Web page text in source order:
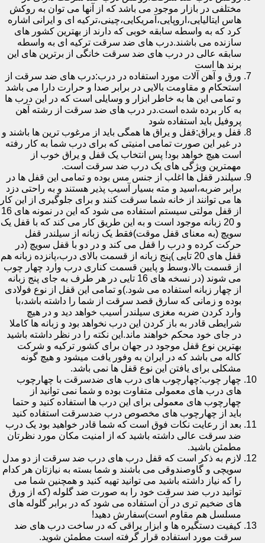
مختلفی در بازار موجود می باشد که از آنها می توان به روکش
هاس ایتالیایی،اروپایی،آمریکایی،چینی،ترکیه ای و ایرانی اشاره
کرد که به واسطه سابقه خوبی که دارند از بهترین کشور های
سازنده می باشند.درب های ضد سرقت ترکیه ای به واسطه
سابقه عالی در درب های ضد سرقت خانگی از برترین های این
برند ها است
ورق و آهن آلات مورد استفاده در درب:درب های ضد سرقت از
استحکام و مقاومت بالایی در برابر صدا و حرارت دارا می باشد
و تمامی این ها به خاطر ابزار و وسایلی است که در این درب ها
به کار برده شده است.در درب های ضد سرقت از رشته آهن
پروفیل باید استفاده شود
قفل و یراق:قفل و یراق ها همگی باید از مرغوب ترین ها باشند و
در غیر این صورت تمامی امنیتی که برای درب شما به کار رفته
است هیچ خواهد بود! پس انتخاب یک قفل و یراق خوب از
مهمترین ویژگی های یک درب ضد سرقت است.
سیلندر قفل ها اغلب از جنس مس بوده و تمامی این قفل ها در
برابر ضربه،اسید و مته بسیار آسیب پذیر هستند و به راحتی دزد
ها می توانند از خانه شما سرقت کنند و برای جلوگیری از این کار
از قفل مولتی سیستم استفاده می شود که این در نمونه های 16
و 20 زبانه موجود است و به این طریق کار می کند که با قفل یک
سویچ (به معنای قفل موقت)فقط یک زبانه از سیلندر قفل
حرکت کرده و درب را قفل می کند و در دو با قفل سویچ (در
قفل های 20 تایی )پنج زبانه از قسمت بالای درب،پانزده زبانه هم
از قسمت بالا،وسط و پایین قسمت کناری درب وارد چهار چوب
می شوند (در نسخه های 16 تایی در هر طرف به جای پنج زبانه
از چهار زبانه استفاده می شود.)و تمامی این قفل از نوع فولادی
بوده و زمانی که سارق قصد سرقت از شما را داشته باشد،با
وارد کردن ضربه مغزی سیلندر آسیب خواهد دید و در هیچ
شرایطی قادر به باز کردن این درب نخواهد بود و زبانه ها کاملا
در جای خود محکم خواهند ماند.این نکته را در نظر داشته باشید
بهترین نوع قفل موجود در جهان برای کشور ترکیه و شرکت
کاله می باشد که در ایران به وفور یافت میشود و هیچ گونه
مشکلی برای یافتن این نوع قفل ها نمی باشد.
چهار چوب:چهارچوب های درب های ضدسرقت با چهارچوب
های درب های معمولی متفاوت بوده و شما نمی توانید از
چهارچوب های معمولی برای این درب ها استفاده کنید و حتما
باید از چهارچوب های مخصوص درب ضدسرقت استفاده کنید
بعد از رعایت نکات فوق است که شما قادر خواهید بود یک درب
ضد سرقت عالی داشته باشید که از امنیت مکان مورد نظرتان
مطمئن باشید.
لازم به ذکر است که قفل درب های درب ضد سرقت از دو مدل
سویچی و گاوصندوقی می باشند و شما بسته به نیازتان هر کدام
را که نیاز داشته باشید می توانید تهیه کنید و همچنین شما می
توانید درب ضد سرقت خود را به صورت ضد گلوله (که از ورق
های ضخیم تری در آن استفاده می شود که در برابر گلوله های
مسلسل هم مقاوم است)سفارش دهید!
کیفیت دستگیره ها و ابزار یراقی که در ساخت درب های ضد
سرقت مورد استفاده قرار گرفته است مطمئن شوید.